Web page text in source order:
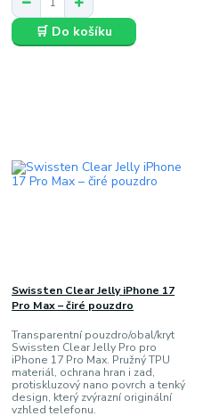
🛒 Do košíku
Swissten Clear Jelly iPhone 17
Pro Max – čiré pouzdro
Transparentní pouzdro/obal/kryt
Swissten Clear Jelly Pro pro
iPhone 17 Pro Max. Pružný TPU
materiál, ochrana hran i zad,
protiskluzový nano povrch a tenký
design, který zvýrazní originální
vzhled telefonu.